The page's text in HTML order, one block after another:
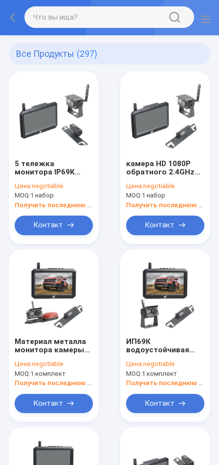
Все Продукты (297)
5 тележка
монитора IP69K
сигнализацией
камеры
беспроводной
Цена:negotiable
MOQ:1 набор
Контакт
камера HD 1080P
обратного 2.4GHz
монитор 5 IPS
дюйма
Цена:negotiable
MOQ:1 набор
Контакт
Материал металла
монитора камеры
РВ беспроводной
резервный
водоустойчивый
Цена:negotiable
MOQ:1 комплект
Контакт
ИП69К
водоустойчивая
камеры вида сзади
РВ беспроводная с
2 камерами
Цена:negotiable
MOQ:1 комплект
Контакт